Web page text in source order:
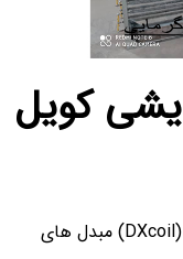
کویل
در شرکت کویل سازی تهویه دی ایکس مهر (DXcoil) مبدل های